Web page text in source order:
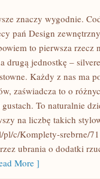
znaczy wygodnie.
pań Design
to pierwsza rzecz
drugą jednostkę –
Każdy z nas ma
zaświadcza to o
gustach. To naturalnie
na liczbę takich
pl/c/Komplety-srebrne/
ubrania o dodatki
More ]